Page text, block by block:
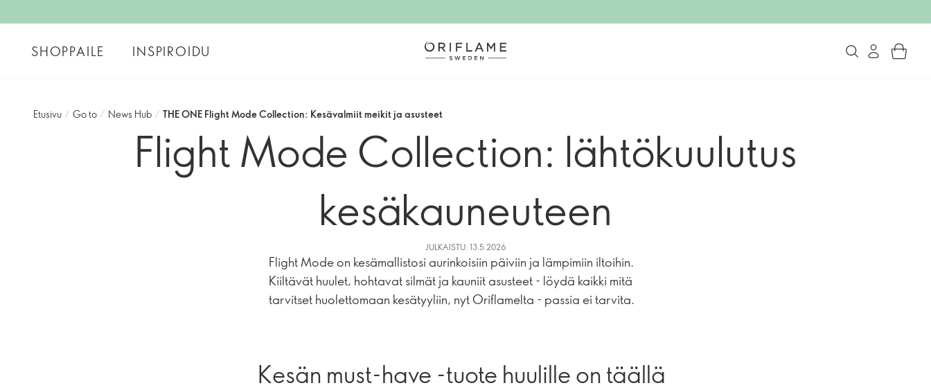
SHOPPAILE INSPIROIDU
Etusivu / Go to / News Hub / THE ONE Flight Mode Collection: Kesävalmiit meikit ja asusteet
Flight Mode Collection: lähtökuulutus
kesäkauneuteen
JULKAISTU: 13.5.2026
Flight Mode on kesämallistosi aurinkoisiin päiviin ja lämpimiin iltoihin.
Kiiltävät huulet, hohtavat silmät ja kauniit asusteet - löydä kaikki mitä
tarvitset huolettomaan kesätyyliin, nyt Oriflamelta - passia ei tarvita.
Kesän must-have -tuote huulille on täällä